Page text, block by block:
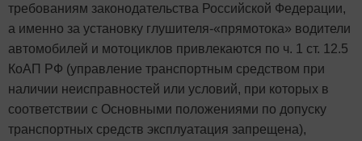
требованиям законодательства Российской Федерации,
а именно за установку глушителя-«прямотока» водители
автомобилей и мотоциклов привлекаются по ч. 1 ст. 12.5
КоАП РФ (управление транспортным средством при
наличии неисправностей или условий, при которых в
соответствии с Основными положениями по допуску
транспортных средств эксплуатация запрещена),